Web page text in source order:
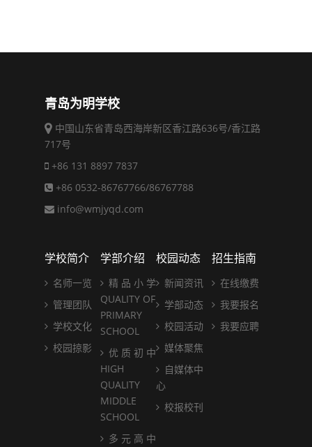
青岛为明学校
中国山东省青岛西海岸新区香江路636号/香江路
717号
+86 131 8897 7837
+86 0532-86767766/86767788
info@wmjyqd.com
学校简介
名师一览
管理团队
学校文化
校园掠影
学部介绍
精 品 小 学
QUALITY OF
PRIMARY
SCHOOL
优 质 初 中
HIGH
QUALITY
MIDDLE
SCHOOL
多 元 高 中
校园动态
新闻资讯
学部动态
校园活动
媒体聚焦
自媒体中
心
校报校刊
招生指南
在线缴费
我要报名
我要应聘